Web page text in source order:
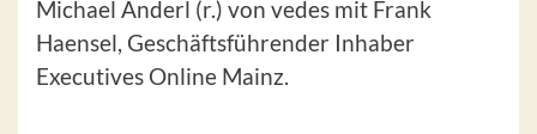
Michael Anderl (r.) von vedes mit Frank
Haensel, Geschäftsführender Inhaber
Executives Online Mainz.